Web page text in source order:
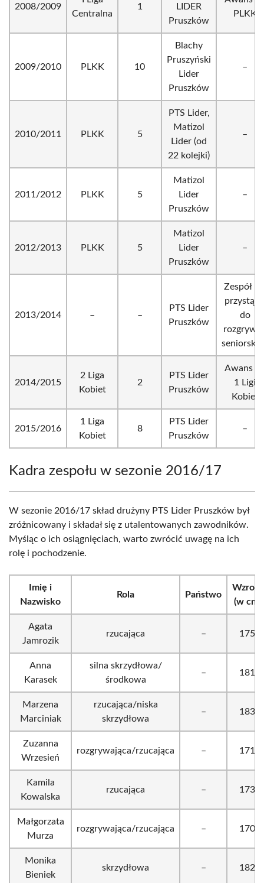
2008/2009
Centralna
1
LIDER
Pruszków
PLKK
2009/2010 PLKK 10
Blachy
Pruszyński
Lider
Pruszków
–
2010/2011 PLKK 5
PTS Lider,
Matizol
Lider (od
22 kolejki)
–
2011/2012 PLKK 5
Matizol
Lider
Pruszków
–
2012/2013 PLKK 5
Matizol
Lider
Pruszków
–
2013/2014 – –
PTS Lider
Pruszków
Zespół
do
2014/2015
2 Liga
Kobiet
2
PTS Lider
Pruszków
Awans
1 Ligi
Kobiet
2015/2016
1 Liga
Kobiet
8
PTS Lider
Pruszków
–
Kadra zespołu w sezonie 2016/17
W sezonie 2016/17 skład drużyny PTS Lider Pruszków był
zróżnicowany i składał się z utalentowanych zawodników.
Myśląc o ich osiągnięciach, warto zwrócić uwagę na ich
rolę i pochodzenie.
Imię i
Nazwisko
Rola Państwo
Wzrost
(w cm)
Agata
Jamrozik
rzucająca – 175
Anna
Karasek
silna skrzydłowa/
środkowa
– 181
Marzena
Marciniak
rzucająca/niska
skrzydłowa
– 183
Zuzanna
Wrzesień
rozgrywająca/rzucająca – 171
Kamila
Kowalska
rzucająca – 173
Małgorzata
Murza
rozgrywająca/rzucająca – 170
Monika
Bieniek
skrzydłowa – 182